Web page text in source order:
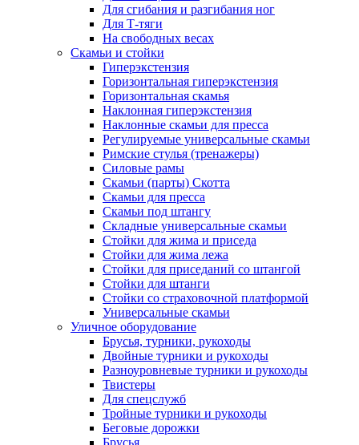
Для сгибания и разгибания ног
Для Т-тяги
На свободных весах
Скамьи и стойки
Гиперэкстензия
Горизонтальная гиперэкстензия
Горизонтальная скамья
Наклонная гиперэкстензия
Наклонные скамьи для пресса
Регулируемые универсальные скамьи
Римские стулья (тренажеры)
Силовые рамы
Скамьи (парты) Скотта
Скамьи для пресса
Скамьи под штангу
Складные универсальные скамьи
Стойки для жима и приседа
Стойки для жима лежа
Стойки для приседаний со штангой
Стойки для штанги
Стойки со страховочной платформой
Универсальные скамьи
Уличное оборудование
Брусья, турники, рукоходы
Двойные турники и рукоходы
Разноуровневые турники и рукоходы
Твистеры
Для спецслужб
Тройные турники и рукоходы
Беговые дорожки
Брусья